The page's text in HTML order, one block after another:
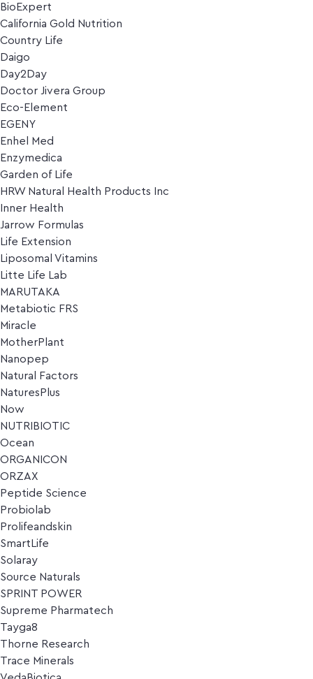
BioExpert
California Gold Nutrition
Country Life
Daigo
Day2Day
Doctor Jivera Group
Eco-Element
EGENY
Enhel Med
Enzymedica
Garden of Life
HRW Natural Health Products Inc
Inner Health
Jarrow Formulas
Life Extension
Liposomal Vitamins
Litte Life Lab
MARUTAKA
Metabiotic FRS
Miracle
MotherPlant
Nanopep
Natural Factors
NaturesPlus
Now
NUTRIBIOTIC
Ocean
ORGANICON
ORZAX
Peptide Science
Probiolab
Prolifeandskin
SmartLife
Solaray
Source Naturals
SPRINT POWER
Supreme Pharmatech
Tayga8
Thorne Research
Trace Minerals